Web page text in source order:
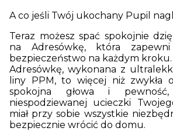
A co jeśli Twój ukochany Pupil
Teraz możesz spać spokojnie
na Adresówkę, która
bezpieczeństwo na każdym kroku.
Adresówkę, wykonana z
liny PPM, to więcej niż zwykła
spokojna głowa i
niespodziewanej ucieczki
miał przy sobie wszystkie
bezpiecznie wrócić do domu.